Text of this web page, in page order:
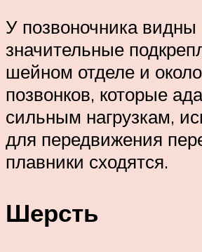
У позвоночника видны
значительные
шейном отделе и
позвонков, которые
сильным нагрузкам,
для передвижения
плавники сходятся.
Шерсть